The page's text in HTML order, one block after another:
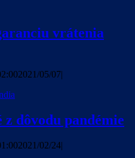
vrátenia
2021/05/07|
dôvodu pandémie
2021/02/24|